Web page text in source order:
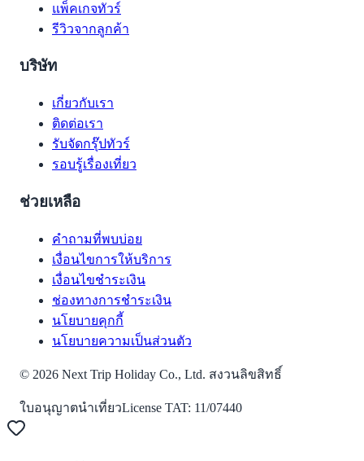
แพ็คเกจทัวร์
รีวิวจากลูกค้า
บริษัท
เกี่ยวกับเรา
ติดต่อเรา
รับจัดกรุ๊ปทัวร์
รอบรู้เรื่องเที่ยว
ช่วยเหลือ
คำถามที่พบบ่อย
เงื่อนไขการให้บริการ
เงื่อนไขชำระเงิน
ช่องทางการชำระเงิน
นโยบายคุกกี้
นโยบายความเป็นส่วนตัว
© 2026 Next Trip Holiday Co., Ltd. สงวนลิขสิทธิ์
ใบอนุญาตนำเที่ยวLicense TAT: 11/07440